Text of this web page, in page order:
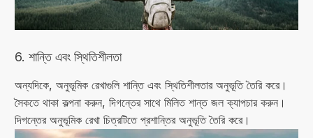
6. শান্তি এবং স্থিতিশীলতা
অন্যদিকে, অনুভূমিক রেখাগুলি শান্তি এবং স্থিতিশীলতার অনুভূতি তৈরি করে।
সৈকতে থাকা কল্পনা করুন, দিগন্তের সাথে মিলিত শান্ত জল ক্যাপচার করুন।
দিগন্তের অনুভূমিক রেখা চিত্রটিতে প্রশান্তির অনুভূতি তৈরি করে।